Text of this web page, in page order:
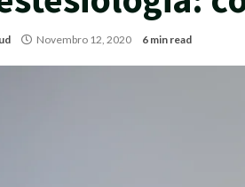
Novembro 12, 2020 6 min read